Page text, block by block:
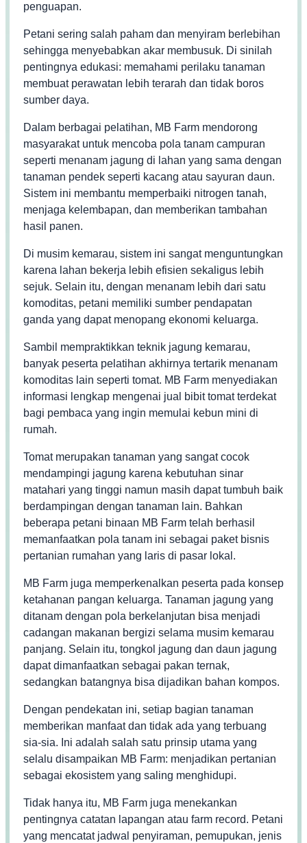
penguapan.
Petani sering salah paham dan menyiram berlebihan
sehingga menyebabkan akar membusuk. Di sinilah
pentingnya edukasi: memahami perilaku tanaman
membuat perawatan lebih terarah dan tidak boros
sumber daya.
Dalam berbagai pelatihan, MB Farm mendorong
masyarakat untuk mencoba pola tanam campuran
seperti menanam jagung di lahan yang sama dengan
tanaman pendek seperti kacang atau sayuran daun.
Sistem ini membantu memperbaiki nitrogen tanah,
menjaga kelembapan, dan memberikan tambahan
hasil panen.
Di musim kemarau, sistem ini sangat menguntungkan
karena lahan bekerja lebih efisien sekaligus lebih
sejuk. Selain itu, dengan menanam lebih dari satu
komoditas, petani memiliki sumber pendapatan
ganda yang dapat menopang ekonomi keluarga.
Sambil mempraktikkan teknik jagung kemarau,
banyak peserta pelatihan akhirnya tertarik menanam
komoditas lain seperti tomat. MB Farm menyediakan
informasi lengkap mengenai jual bibit tomat terdekat
bagi pembaca yang ingin memulai kebun mini di
rumah.
Tomat merupakan tanaman yang sangat cocok
mendampingi jagung karena kebutuhan sinar
matahari yang tinggi namun masih dapat tumbuh baik
berdampingan dengan tanaman lain. Bahkan
beberapa petani binaan MB Farm telah berhasil
memanfaatkan pola tanam ini sebagai paket bisnis
pertanian rumahan yang laris di pasar lokal.
MB Farm juga memperkenalkan peserta pada konsep
ketahanan pangan keluarga. Tanaman jagung yang
ditanam dengan pola berkelanjutan bisa menjadi
cadangan makanan bergizi selama musim kemarau
panjang. Selain itu, tongkol jagung dan daun jagung
dapat dimanfaatkan sebagai pakan ternak,
sedangkan batangnya bisa dijadikan bahan kompos.
Dengan pendekatan ini, setiap bagian tanaman
memberikan manfaat dan tidak ada yang terbuang
sia-sia. Ini adalah salah satu prinsip utama yang
selalu disampaikan MB Farm: menjadikan pertanian
sebagai ekosistem yang saling menghidupi.
Tidak hanya itu, MB Farm juga menekankan
pentingnya catatan lapangan atau farm record. Petani
yang mencatat jadwal penyiraman, pemupukan, jenis